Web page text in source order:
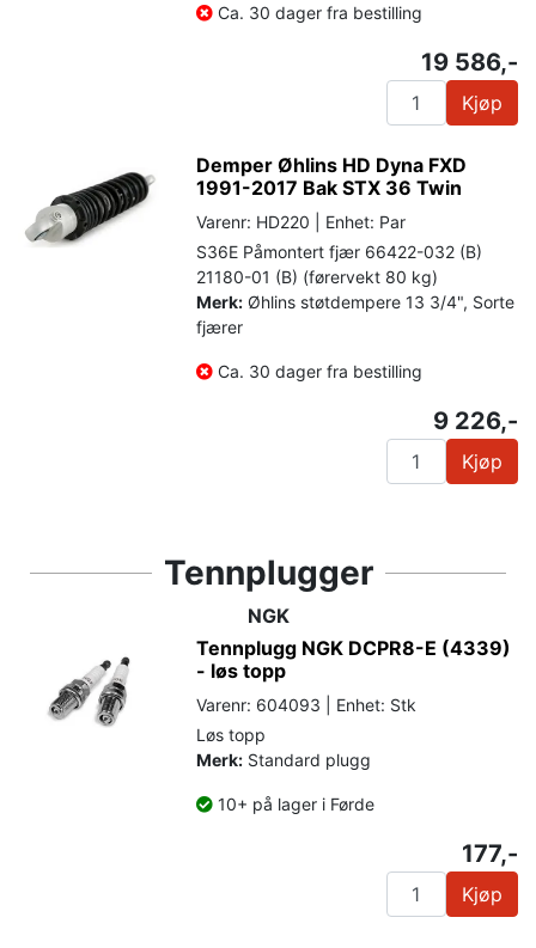
Ca. 30 dager fra bestilling
19 586,-
Kjøp
Demper Øhlins HD Dyna FXD
1991-2017 Bak STX 36 Twin
Varenr: HD220 | Enhet: Par
S36E Påmontert fjær 66422-032 (B)
21180-01 (B) (førervekt 80 kg)
Merk: Øhlins støtdempere 13 3/4", Sorte
fjærer
Ca. 30 dager fra bestilling
9 226,-
Kjøp
Tennplugger
NGK
Tennplugg NGK DCPR8-E (4339)
- løs topp
Varenr: 604093 | Enhet: Stk
Løs topp
Merk: Standard plugg
10+ på lager i Førde
177,-
Kjøp